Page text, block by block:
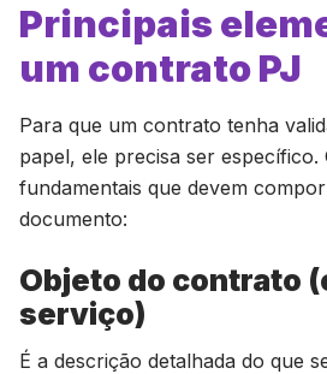
Principais
um contrato PJ
Para que um contrato tenha
papel, ele precisa ser específico.
fundamentais que devem
documento:
Objeto do contrato
serviço)
É a descrição detalhada do que